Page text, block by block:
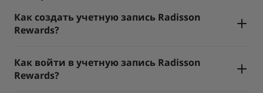
Kunlun Golden Tulip
Как создать учетную запись Radisson
Rewards?
Как войти в учетную запись Radisson
Rewards?